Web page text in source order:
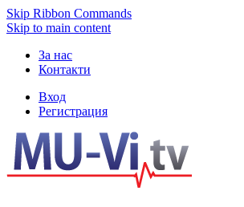
Skip Ribbon Commands
Skip to main content
За нас
Контакти
Вход
Регистрация